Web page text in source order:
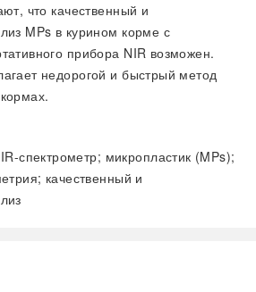
что качественный и
MPs в курином корме с
прибора NIR возможен.
недорогой и быстрый метод
спектрометр; микропластик (MPs);
качественный и